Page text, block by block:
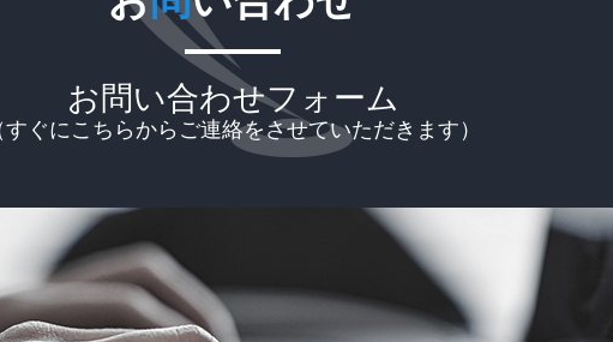
お問い合わせフォーム
すぐにこちらからご連絡をさせていただきます）